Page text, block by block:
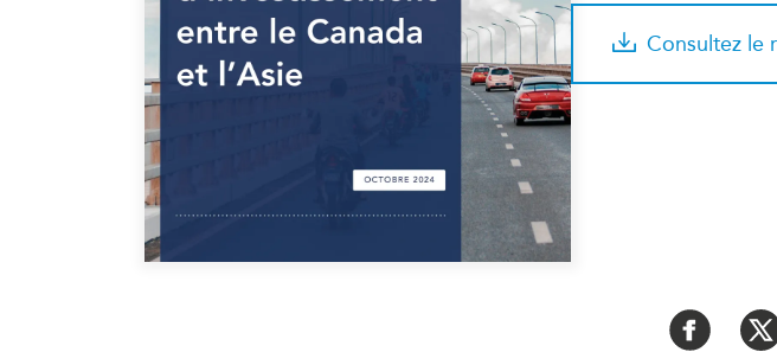
Joignez-vous à nous
Rapports Annuels
Auteurs
PROGRAMMES
Initiative indo-pacifique
Dialogues et tables rondes
Centre sur les minéraux critiques
du Canada et de l’Indo-Pacifique
Consultez le